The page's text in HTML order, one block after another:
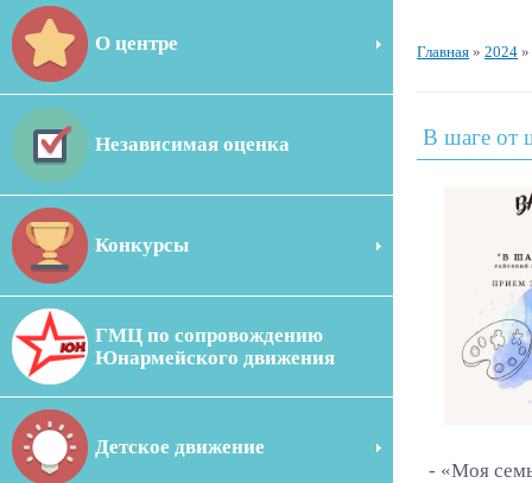
О центре
Независимая оценка
Конкурсы
ГМЦ по сопровождению
Юнармейского движения
Детское движение
Главная » 2024 »
В шаге от
- «Моя